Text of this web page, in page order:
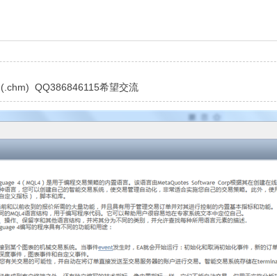
QQ386846115希望交流